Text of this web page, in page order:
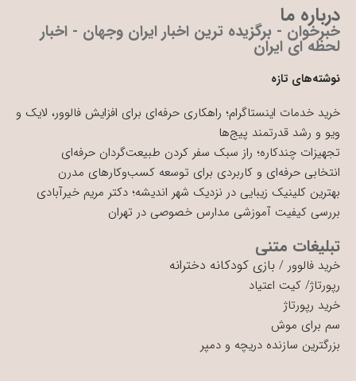
درباره ما
خبرخوان - برگزیده ترین اخبار ایران وجهان - اخبار
لحظه ای ایران
نوشته‌های تازه
خرید خدمات اینستاگرام؛ راهکاری حرفه‌ای برای افزایش فالوور، لایک و
ویو و رشد قدرتمند پیج‌ها
تجهیزات چندکاره؛ راز سبک سفر کردن طبیعت‌گردان حرفه‌ای
انتخابی حرفه‌ای و کاربردی برای توسعه کسب‌وکارهای مدرن
بهترین کلینیک زیبایی در نزدیک شهر اندیشه؛ دکتر مریم خیرآبادی
بررسی کیفیت آموزشی مدارس خصوصی در تهران
تبلیغات متنی
خرید فالوور / بازی کودکانه دخترانه
رپورتاژ/ کیت اعتیاد
خرید رپورتاژ
سم برای موش
بزرگترین سازنده دریچه و دمپر